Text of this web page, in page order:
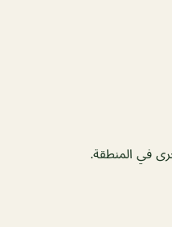
في المنطقة.